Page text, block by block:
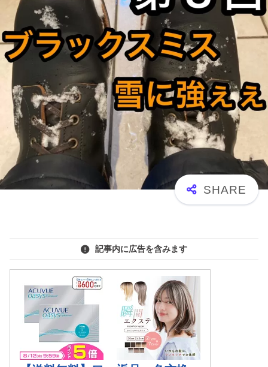
記事内に広告を含みます